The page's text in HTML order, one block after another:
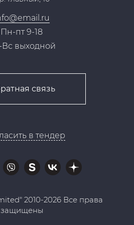
Пн-пт 9-18
выходной
связь
в тендер
2010-2026 Все права
защищены